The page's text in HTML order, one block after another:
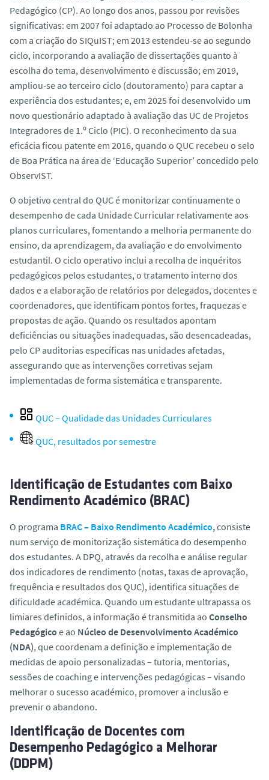
Pedagógico (CP). Ao longo dos anos, passou por revisões
significativas: em 2007 foi adaptado ao Processo de Bolonha
com a criação do SIQuIST; em 2013 estendeu‑se ao segundo
ciclo, incorporando a avaliação de dissertações quanto à
escolha do tema, desenvolvimento e discussão; em 2019,
ampliou‑se ao terceiro ciclo (doutoramento) para captar a
experiência dos estudantes; e, em 2025 foi desenvolvido um
novo questionário adaptado à avaliação das UC de Projetos
Integradores de 1.º Ciclo (PIC). O reconhecimento da sua
eficácia ficou patente em 2016, quando o QUC recebeu o selo
de Boa Prática na área de ‘Educação Superior’ concedido pelo
ObservIST.
O objetivo central do QUC é monitorizar continuamente o
desempenho de cada Unidade Curricular relativamente aos
planos curriculares, fomentando a melhoria permanente do
ensino, da aprendizagem, da avaliação e do envolvimento
estudantil. O ciclo operativo inclui a recolha de inquéritos
pedagógicos pelos estudantes, o tratamento interno dos
dados e a elaboração de relatórios por delegados, docentes e
coordenadores, que identificam pontos fortes, fraquezas e
propostas de ação. Quando os resultados apontam
deficiências ou situações inadequadas, são desencadeadas,
pelo CP auditorias específicas nas unidades afetadas,
assegurando que as intervenções corretivas sejam
implementadas de forma sistemática e transparente.
QUC – Qualidade das Unidades Curriculares
QUC, resultados por semestre
Identificação de Estudantes com Baixo
Rendimento Académico (BRAC)
O programa BRAC – Baixo Rendimento Académico,consiste
num serviço de monitorização sistemática do desempenho
dos estudantes. A DPQ, através da recolha e análise regular
dos indicadores de rendimento (notas, taxas de aprovação,
frequência e resultados dos QUC), identifica situações de
dificuldade académica. Quando um estudante ultrapassa os
limiares definidos, a informação é transmitida ao Conselho
Pedagógico e ao Núcleo de Desenvolvimento Académico
(NDA), que coordenam a definição e implementação de
medidas de apoio personalizadas – tutoria, mentorias,
sessões de coaching e intervenções pedagógicas – visando
melhorar o sucesso académico, promover a inclusão e
prevenir o abandono.
Identificação de Docentes com
Desempenho Pedagógico a Melhorar
(DDPM)